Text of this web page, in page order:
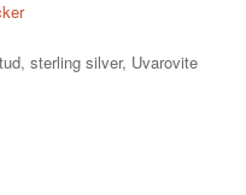
sterling silver, Uvarovite